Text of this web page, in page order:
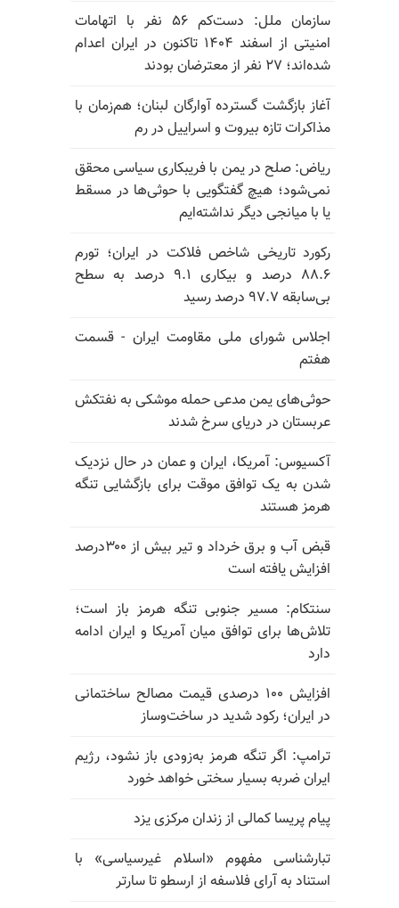
سازمان ملل: دست‌کم ۵۶ نفر با اتهامات
امنیتی از اسفند ۱۴۰۴ تاکنون در ایران اعدام
شده‌اند؛ ۲۷ نفر از معترضان بودند
آغاز بازگشت گسترده آوارگان لبنان؛ هم‌زمان با
مذاکرات تازه بیروت و اسراییل در رم
ریاض: صلح در یمن با فریبکاری سیاسی محقق
نمی‌شود؛ هیچ گفتگویی با حوثی‌ها در مسقط
یا با میانجی دیگر نداشته‌ایم
رکورد تاریخی شاخص فلاکت در ایران؛ تورم
۸۸.۶ درصد و بیکاری ۹.۱ درصد به سطح
بی‌سابقه ۹۷.۷ درصد رسید
اجلاس شورای ملی مقاومت ایران - قسمت
هفتم
حوثی‌های یمن مدعی حمله موشکی به نفتکش
عربستان در دریای سرخ شدند
آکسیوس: آمریکا، ایران و عمان در حال نزدیک
شدن به یک توافق موقت برای بازگشایی تنگه
هرمز هستند
قبض آب و برق خرداد و تیر بیش از ۳۰۰درصد
افزایش یافته است
سنتکام: مسیر جنوبی تنگه هرمز باز است؛
تلاش‌ها برای توافق میان آمریکا و ایران ادامه
دارد
افزایش ۱۰۰ درصدی قیمت مصالح ساختمانی
در ایران؛ رکود شدید در ساخت‌وساز
ترامپ: اگر تنگه هرمز به‌زودی باز نشود، رژیم
ایران ضربه بسیار سختی خواهد خورد
پیام پریسا کمالی از زندان مرکزی یزد
تبارشناسی مفهوم «اسلام غیرسیاسی» با
استناد به آرای فلاسفه از ارسطو تا سارتر